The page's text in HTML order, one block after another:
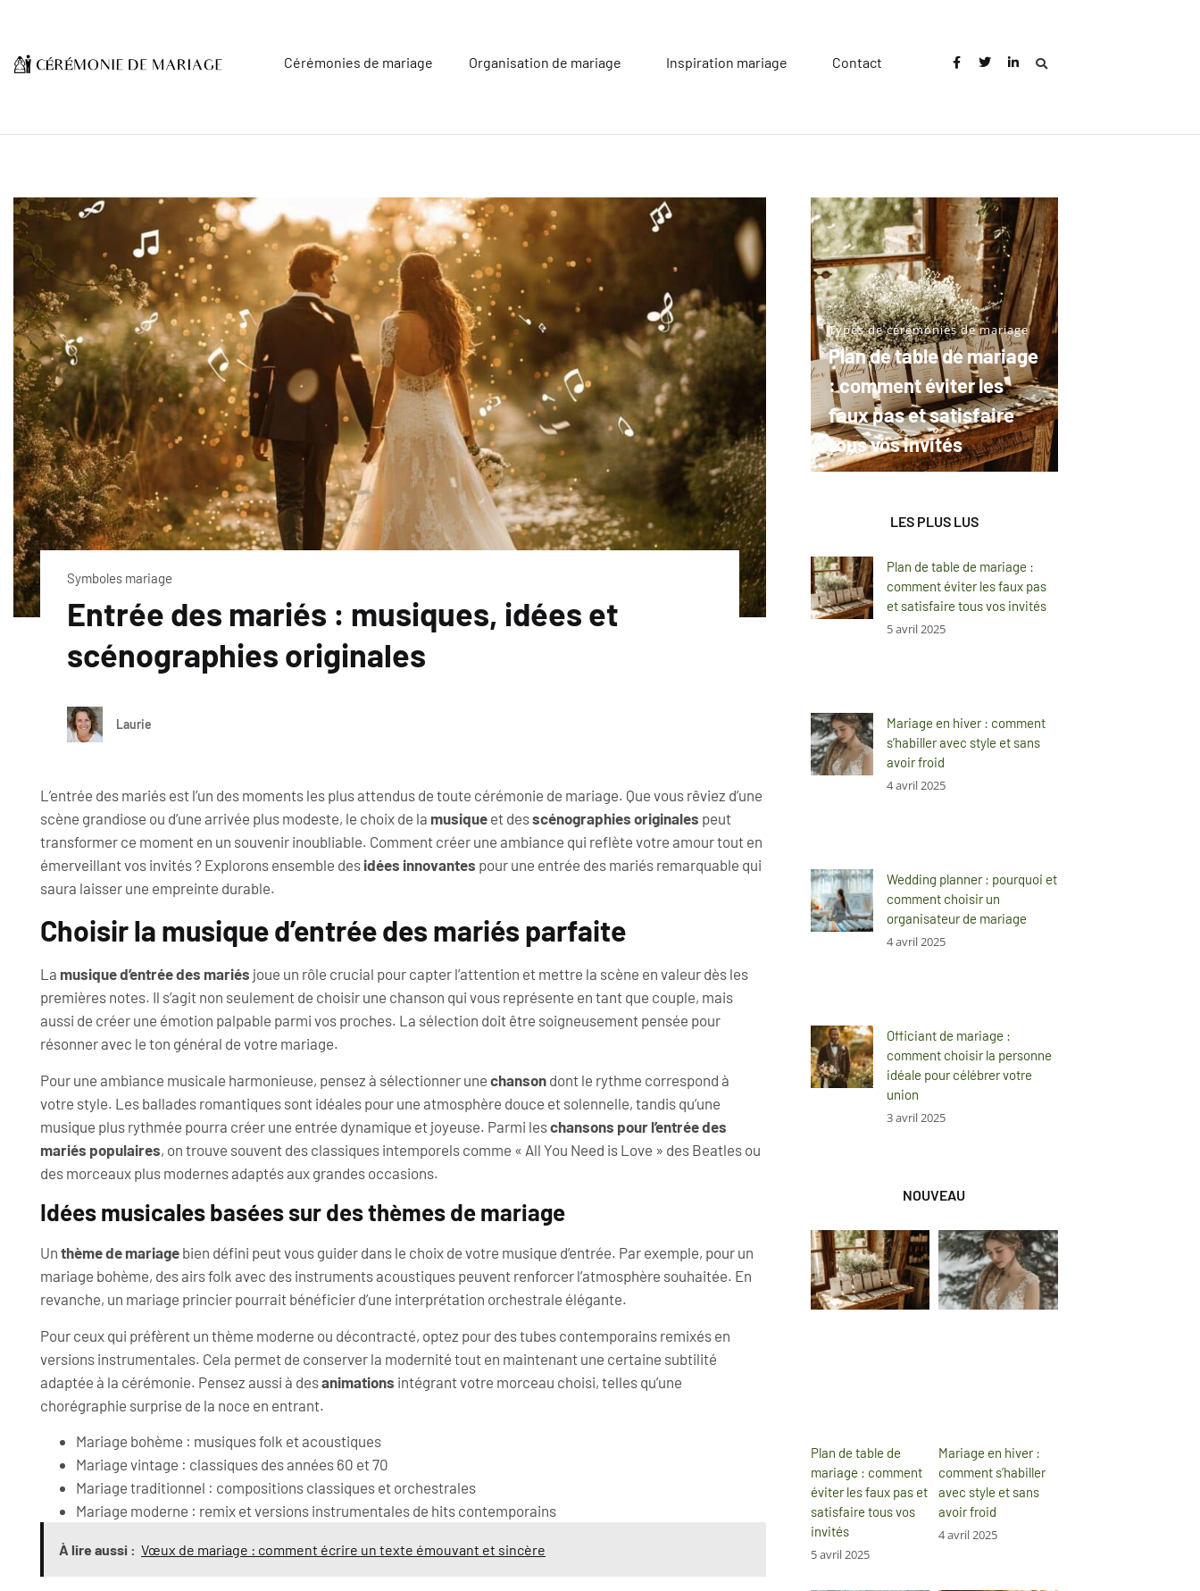
Cérémonies de mariage Organisation de mariage Inspiration mariage Contact
Symboles mariage
Entrée des mariés : musiques, idées et
scénographies originales
Laurie
L’entrée des mariés est l’un des moments les plus attendus de toute cérémonie de mariage. Que vous rêviez d’une
scène grandiose ou d’une arrivée plus modeste, le choix de la musique et desscénographies originales peut
transformer ce moment en un souvenir inoubliable. Comment créer une ambiance qui reflète votre amour tout en
émerveillant vos invités ? Explorons ensemble des idées innovantes pour une entrée des mariés remarquable qui
saura laisser une empreinte durable.
Choisir la musique d’entrée des mariés parfaite
La musique d’entrée des mariés joue un rôle crucial pour capter l’attention et mettre la scène en valeur dès les
premières notes. Il s’agit non seulement de choisir une chanson qui vous représente en tant que couple, mais
aussi de créer une émotion palpable parmi vos proches. La sélection doit être soigneusement pensée pour
résonner avec le ton général de votre mariage.
Pour une ambiance musicale harmonieuse, pensez à sélectionner une chanson dont le rythme correspond à
votre style. Les ballades romantiques sont idéales pour une atmosphère douce et solennelle, tandis qu’une
musique plus rythmée pourra créer une entrée dynamique et joyeuse. Parmi leschansons pour l’entrée des
mariés populaires, on trouve souvent des classiques intemporels comme « All You Need is Love » des Beatles ou
des morceaux plus modernes adaptés aux grandes occasions.
Idées musicales basées sur des thèmes de mariage
Un thème de mariage bien défini peut vous guider dans le choix de votre musique d’entrée. Par exemple, pour un
mariage bohème, des airs folk avec des instruments acoustiques peuvent renforcer l’atmosphère souhaitée. En
revanche, un mariage princier pourrait bénéficier d’une interprétation orchestrale élégante.
Pour ceux qui préfèrent un thème moderne ou décontracté, optez pour des tubes contemporains remixés en
versions instrumentales. Cela permet de conserver la modernité tout en maintenant une certaine subtilité
adaptée à la cérémonie. Pensez aussi à desanimations intégrant votre morceau choisi, telles qu’une
chorégraphie surprise de la noce en entrant.
Mariage bohème : musiques folk et acoustiques
Mariage vintage : classiques des années 60 et 70
Mariage traditionnel : compositions classiques et orchestrales
Mariage moderne : remix et versions instrumentales de hits contemporains
À lire aussi : Vœux de mariage : comment écrire un texte émouvant et sincère
Types de cérémonies de mariage
Plan de table de mariage
: comment éviter les
faux pas et satisfaire
tous vos invités
LES PLUS LUS
Plan de table de mariage :
comment éviter les faux pas
et satisfaire tous vos invités
5 avril 2025
Mariage en hiver : comment
s’habiller avec style et sans
avoir froid
4 avril 2025
Wedding planner : pourquoi et
comment choisir un
organisateur de mariage
4 avril 2025
Officiant de mariage :
comment choisir la personne
idéale pour célébrer votre
union
3 avril 2025
NOUVEAU
Plan de table de
mariage : comment
éviter les faux pas et
satisfaire tous vos
invités
5 avril 2025
Mariage en hiver :
comment s’habiller
avec style et sans
avoir froid
4 avril 2025